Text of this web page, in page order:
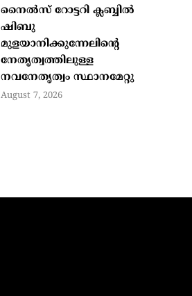
നൈല്‍സ് റോട്ടറി ക്ലബ്ബില്‍
ഷിബു
മുളയാനിക്കുന്നേലിന്റെ
നേതൃത്വത്തിലുള്ള
നവനേതൃത്വം സ്ഥാനമേറ്റു
August 7, 2026